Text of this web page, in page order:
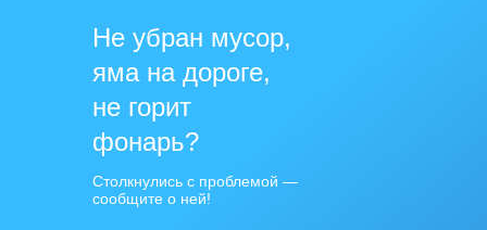
Не убран мусор,
яма на дороге,
не горит
фонарь?
Столкнулись с проблемой —
сообщите о ней!